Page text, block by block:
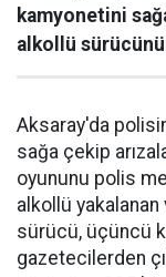
kamyonetini
alkollü
Aksaray'da
sağa çekip
oyununu polis
alkollü
sürücü, üçüncü
gazetecilerden